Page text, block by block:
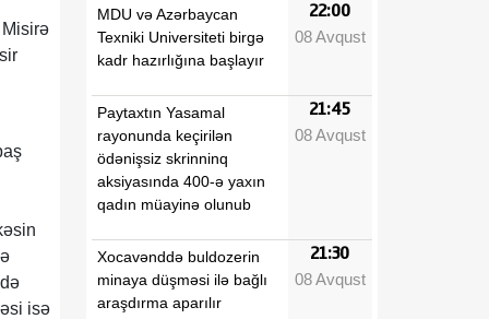
isə
MDU və Azərbaycan
Texniki Universiteti birgə
kadr hazırlığına başlayır
22:00
08 Avqust
Paytaxtın Yasamal
rayonunda keçirilən
ödənişsiz skrinninq
aksiyasında 400-ə yaxın
qadın müayinə olunub
21:45
08 Avqust
Xocavənddə buldozerin
minaya düşməsi ilə bağlı
araşdırma aparılır
21:30
08 Avqust